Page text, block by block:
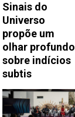
Sinais do
Universo
propõe um
olhar profundo
sobre indícios
subtis